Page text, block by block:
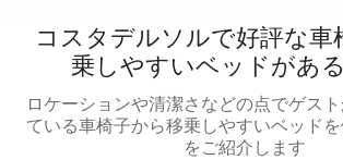
コスタデルソルで好評な車
乗しやすいベッドがあ
ロケーションや清潔さなどの点でゲス
ている車椅子から移乗しやすいベッド
をご紹介します